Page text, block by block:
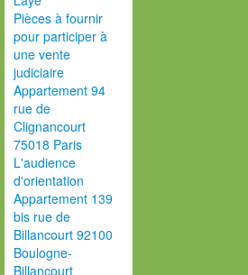
Pièces à fournir
pour participer à
une vente
judiciaire
Appartement 94
rue de
Clignancourt
75018 Paris
L'audience
d'orientation
Appartement 139
bis rue de
Billancourt 92100
Boulogne-
Billancourt